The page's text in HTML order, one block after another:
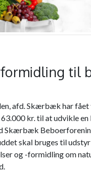
til
afd. Skærbæk har
kr. til at udvikle
Skærbæk
skal bruges til udstyr
og -formidling om